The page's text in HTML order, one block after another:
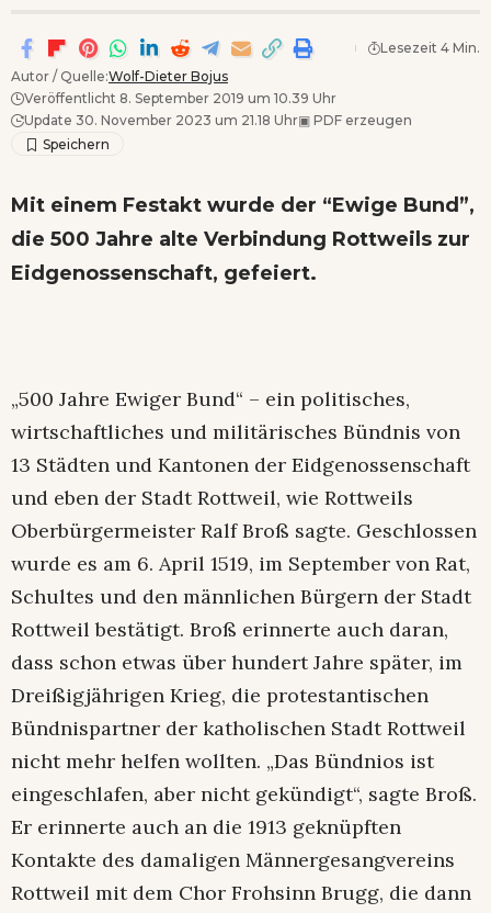
Autor / Quelle:Wolf-Dieter Bojus
Veröffentlicht 8. September 2019 um 10.39 Uhr
Update 30. November 2023 um 21.18 Uhr▣ PDF erzeugen
Lesezeit 4 Min.
Mit einem Festakt wurde der “Ewige Bund”,
die 500 Jahre alte Verbindung Rottweils zur
Eidgenossenschaft, gefeiert.
„500 Jahre Ewiger Bund“ – ein politisches,
wirtschaftliches und militärisches Bündnis von
13 Städten und Kantonen der Eidgenossenschaft
und eben der Stadt Rottweil, wie Rottweils
Oberbürgermeister Ralf Broß sagte. Geschlossen
wurde es am 6. April 1519, im September von Rat,
Schultes und den männlichen Bürgern der Stadt
Rottweil bestätigt. Broß erinnerte auch daran,
dass schon etwas über hundert Jahre später, im
Dreißigjährigen Krieg, die protestantischen
Bündnispartner der katholischen Stadt Rottweil
nicht mehr helfen wollten. „Das Bündnios ist
eingeschlafen, aber nicht gekündigt“, sagte Broß.
Er erinnerte auch an die 1913 geknüpften
Kontakte des damaligen Männergesangvereins
Rottweil mit dem Chor Frohsinn Brugg, die dann